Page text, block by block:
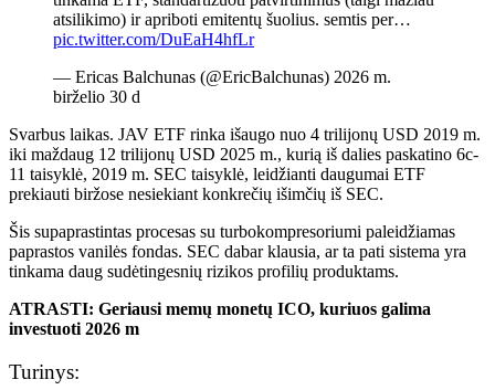
atsilikimo) ir apriboti emitentų šuolius. semtis per…
pic.twitter.com/DuEaH4hfLr
— Ericas Balchunas (@EricBalchunas) 2026 m.
birželio 30 d
Svarbus laikas. JAV ETF rinka išaugo nuo 4 trilijonų USD 2019 m.
iki maždaug 12 trilijonų USD 2025 m., kurią iš dalies paskatino 6c-
11 taisyklė, 2019 m. SEC taisyklė, leidžianti daugumai ETF
prekiauti biržose nesiekiant konkrečių išimčių iš SEC.
Šis supaprastintas procesas su turbokompresoriumi paleidžiamas
paprastos vanilės fondas. SEC dabar klausia, ar ta pati sistema yra
tinkama daug sudėtingesnių rizikos profilių produktams.
ATRASTI: Geriausi memų monetų ICO, kuriuos galima
investuoti 2026 m
Turinys: